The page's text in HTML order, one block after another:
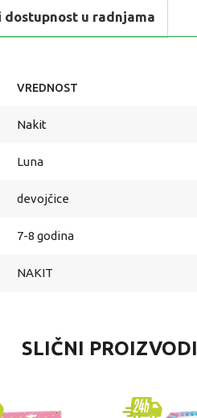
dostupnost u radnjama
VREDNOST
Nakit
Luna
devojčice
7-8 godina
NAKIT
SLIČNI PROIZVODI